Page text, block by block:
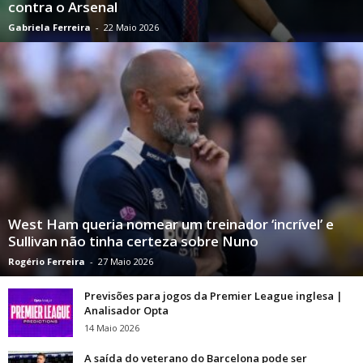
contra o Arsenal
Gabriela Ferreira - 22 Maio 2026
West Ham queria nomear um treinador ‘incrível’ e
Sullivan não tinha certeza sobre Nuno
Rogério Ferreira - 27 Maio 2026
Previsões para jogos da Premier League inglesa |
Analisador Opta
14 Maio 2026
A saída do veterano do Barcelona pode ser